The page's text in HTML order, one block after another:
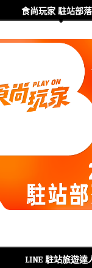
食尚玩家 駐站部
LINE 駐站旅遊達